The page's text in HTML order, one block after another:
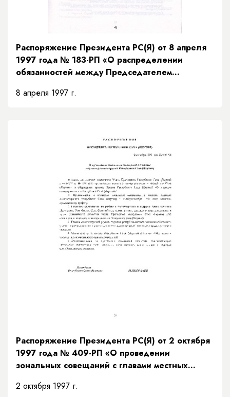
Распоряжение Президента РС(Я) от 8 апреля
1997 года № 183-РП «О распределении
обязанностей между Председателем
Правительства Республики Саха (Якутия) и
8 апреля 1997 г.
Распоряжение Президента РС(Я) от 2 октября
1997 года № 409-РП «О проведении
зональных совещаний с главами местных
2 октября 1997 г.